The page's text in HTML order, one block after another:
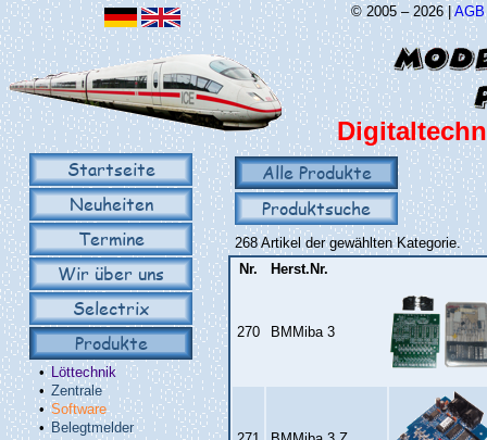
© 2005 – 2026 |AGB
Startseite
Neuheiten
Termine
Wir über uns
Selectrix
Produkte
• Löttechnik
• Zentrale
• Software
• Belegtmelder
Alle Produkte
Produktsuche
268 Artikel der gewählten Kategorie.
Nr.
Herst.Nr.
270 BMMiba 3